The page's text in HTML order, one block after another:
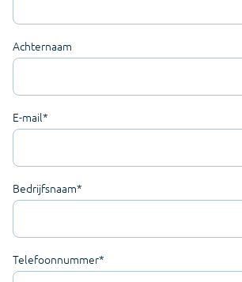
Achternaam
E-mail*
Bedrijfsnaam*
Telefoonnummer*